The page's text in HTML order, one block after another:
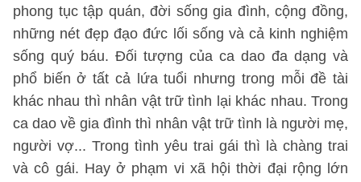
phong tục tập quán, đời sống gia đình, cộng đồng,
những nét đẹp đạo đức lối sống và cả kinh nghiệm
sống quý báu. Đối tượng của ca dao đa dạng và
phổ biến ở tất cả lứa tuổi nhưng trong mỗi đề tài
khác nhau thì nhân vật trữ tình lại khác nhau. Trong
ca dao về gia đình thì nhân vật trữ tình là người mẹ,
người vợ... Trong tình yêu trai gái thì là chàng trai
và cô gái. Hay ở phạm vi xã hội thời đại rộng lớn